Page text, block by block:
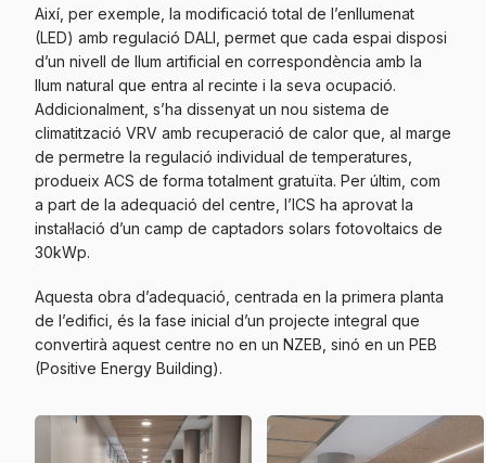
Així, per exemple, la modificació total de l’enllumenat
(LED) amb regulació DALI, permet que cada espai disposi
d’un nivell de llum artificial en correspondència amb la
llum natural que entra al recinte i la seva ocupació.
Addicionalment, s’ha dissenyat un nou sistema de
climatització VRV amb recuperació de calor que, al marge
de permetre la regulació individual de temperatures,
produeix ACS de forma totalment gratuïta. Per últim, com
a part de la adequació del centre, l’ICS ha aprovat la
instal·lació d’un camp de captadors solars fotovoltaics de
30kWp.
Aquesta obra d’adequació, centrada en la primera planta
de l’edifici, és la fase inicial d’un projecte integral que
convertirà aquest centre no en un NZEB, sinó en un PEB
(Positive Energy Building).